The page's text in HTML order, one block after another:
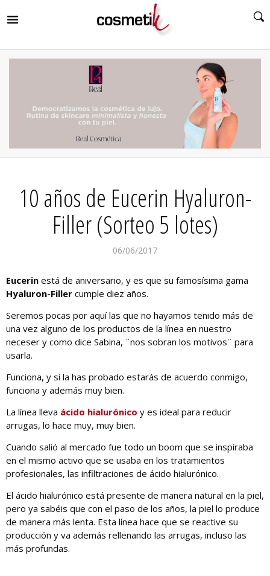
10 años de Eucerin Hyaluron-
Filler (Sorteo 5 lotes)
06/06/2017
Eucerin está de aniversario, y es que su famosísima gama
Hyaluron-Filler cumple diez años.
Seremos pocas por aquí las que no hayamos tenido más de
una vez alguno de los productos de la línea en nuestro
neceser y como dice Sabina, ¨nos sobran los motivos¨ para
usarla.
Funciona, y si la has probado estarás de acuerdo conmigo,
funciona y además muy bien.
La línea lleva ácido hialurónico y es ideal para reducir
arrugas, lo hace muy, muy bien.
Cuando salió al mercado fue todo un boom que se inspiraba
en el mismo activo que se usaba en los tratamientos
profesionales, las infiltraciones de ácido hialurónico.
El ácido hialurónico está presente de manera natural en la piel,
pero ya sabéis que con el paso de los años, la piel lo produce
de manera más lenta. Esta línea hace que se reactive su
producción y va además rellenando las arrugas, incluso las
más profundas.